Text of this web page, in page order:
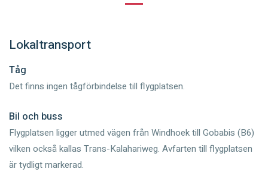
Lokaltransport
Tåg
Det finns ingen tågförbindelse till flygplatsen.
Bil och buss
Flygplatsen ligger utmed vägen från Windhoek till Gobabis (B6)
vilken också kallas Trans-Kalahariweg. Avfarten till flygplatsen
är tydligt markerad.